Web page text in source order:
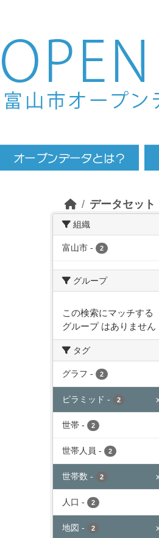
Skip to main content
データセット
組織
富山市 - 2
グループ
この検索にマッチする
グループ はありません
タグ
グラフ - 2
ピラミッド - 2
世帯 - 2
世帯人員 - 2
世帯数 - 2
人口 - 2
地図 - 2